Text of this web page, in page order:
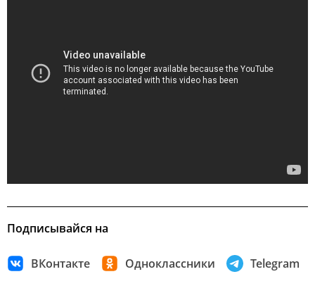
Подписывайся на
ВКонтакте Одноклассники Telegram